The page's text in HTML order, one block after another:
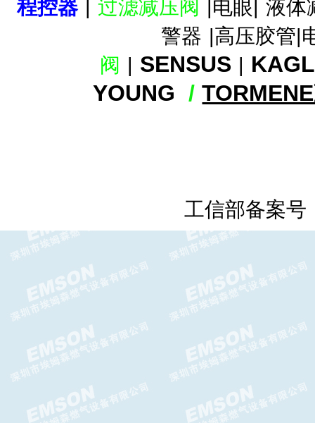
FRNG调压器/零压阀FRNG比
FRM-NOC减压阀 DUNGS中压
FRM减压阀-DUNGS中压减压
阀
程控器 | 过滤减压阀 |电眼| 液体
警器 |高压胶管|
阀 | SENSUS |
YOUNG /
工信部备案号